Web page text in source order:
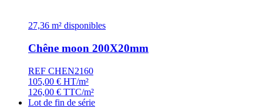
27,36 m² disponibles
Chêne moon 200X20mm
REF CHEN2160
105,00 € HT/m²
126,00 € TTC/m²
Lot de fin de série